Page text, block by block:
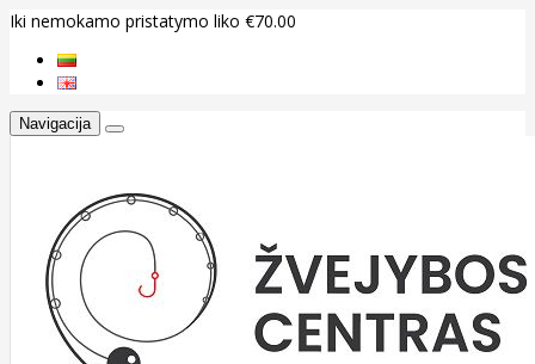
Iki nemokamo pristatymo liko €70.00
Navigacija